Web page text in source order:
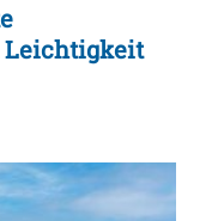
Leichtigkeit